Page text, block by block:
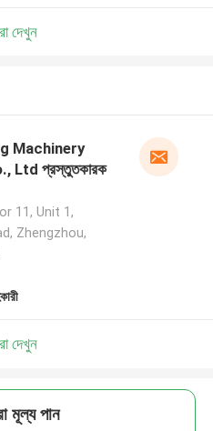
দেখুন
Machinery
Ltd প্রস্তুতকারক
11, Unit 1,
Zhengzhou,
দেখুন
মূল্য পান